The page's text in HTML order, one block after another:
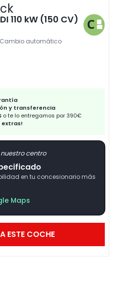
110 kW (150 CV)
Cambio automático
y transferencia
o te lo entregamos por 390€
extras!
centro
en tu concesionario más
Maps
ESTE COCHE